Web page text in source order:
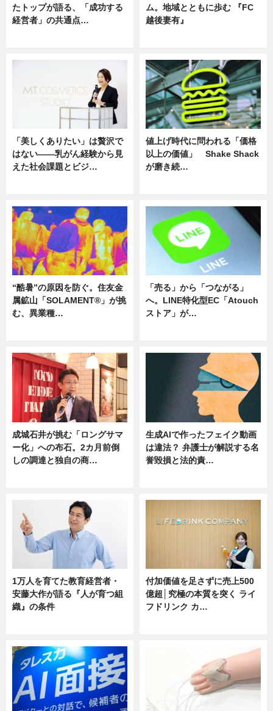
たトップが語る、「成功する
経営者」の共通点…
ム。地域とともに歩む 『FC
越後妻有』
「美しくありたい」は贅沢で
はない――乳がん経験から見
えた社会課題とビジ…
値上げ時代に問われる「価格
以上の価値」 Shake Shack
が磨き続…
“酷暑”の原因を防ぐ。住友金
属鉱山「SOLAMENT®」が挑
む、異業種…
「売る」から「つながる」
へ。LINE特化型EC「Atouch
ストア」が…
成城石井が挑む「ロングサマ
ー化」への布石。2カ月前倒
しの調達と独自の商…
生成AIで作ったフェイク動画
は違法？ 弁護士が解説する名
誉毀損と法的責…
1万人を育てた教育経営者・
安藤大作が語る『人が育つ組
織』の条件
付加価値を足さずに売上500
億超│究極の本質を突く ライ
フドリンク カ…